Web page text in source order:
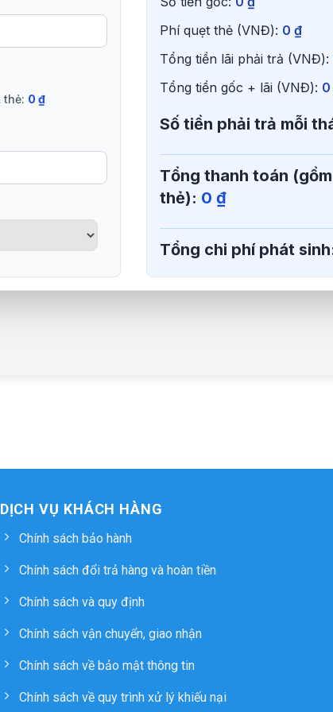
DỊCH VỤ KHÁCH HÀNG
Chính sách bảo hành
Chính sách đổi trả hàng và hoàn tiền
Chính sách và quy định
Chính sách vận chuyển, giao nhận
Chính sách về bảo mật thông tin
Chính sách về quy trình xử lý khiếu nại